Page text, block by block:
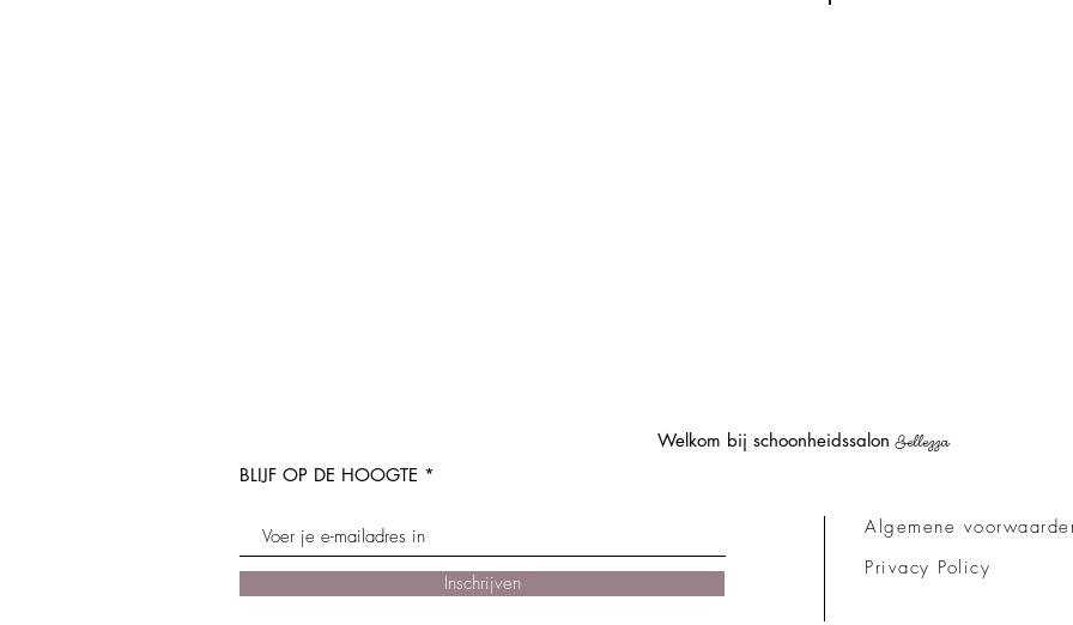
Welkom bij schoonheidssalonBellezza
BLIJF OP DE HOOGTE
Inschrijven
Algemene
Privacy Policy